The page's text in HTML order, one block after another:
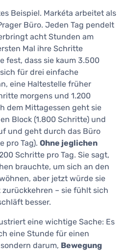
Beispiel. Markéta arbeitet als
Büro. Jeden Tag pendelt
acht Stunden am
Mal ihre Schritte
fest, dass sie kaum 3.500
für drei einfache
eine Haltestelle früher
morgens und 1.200
dem Mittagessen geht sie
Block (1.800 Schritte) und
und geht durch das Büro
pro Tag). Ohne jeglichen
Schritte pro Tag. Sie sagt,
brauchte, um sich an den
aber jetzt würde sie
– sie fühlt sich
besser.
eine wichtige Sache: Es
eine Stunde für einen
darum, Bewegung